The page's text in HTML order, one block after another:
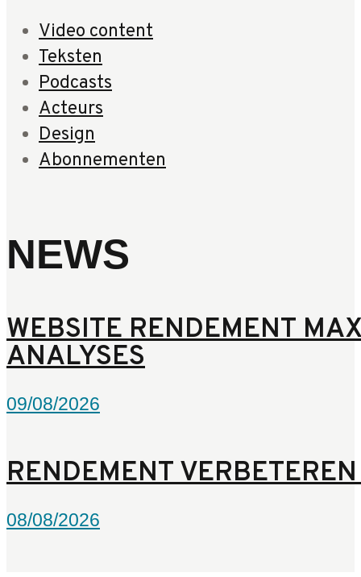
Video content
Teksten
Podcasts
Acteurs
Design
Abonnementen
NEWS
WEBSITE RENDEMENT
ANALYSES
09/08/2026
RENDEMENT
08/08/2026